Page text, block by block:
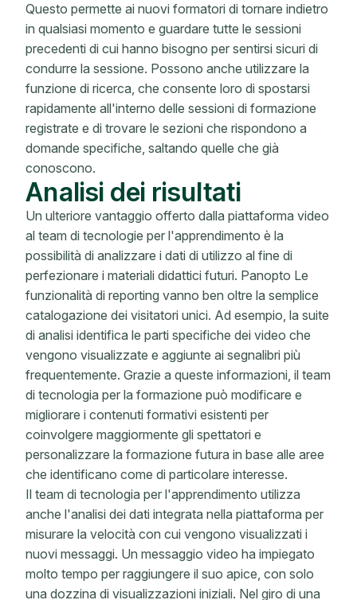
Questo permette ai nuovi formatori di tornare indietro
in qualsiasi momento e guardare tutte le sessioni
precedenti di cui hanno bisogno per sentirsi sicuri di
condurre la sessione. Possono anche utilizzare la
funzione di ricerca, che consente loro di spostarsi
rapidamente all'interno delle sessioni di formazione
registrate e di trovare le sezioni che rispondono a
domande specifiche, saltando quelle che già
conoscono.
Analisi dei risultati
Un ulteriore vantaggio offerto dalla piattaforma video
al team di tecnologie per l'apprendimento è la
possibilità di analizzare i dati di utilizzo al fine di
perfezionare i materiali didattici futuri. Panopto Le
funzionalità di reporting vanno ben oltre la semplice
catalogazione dei visitatori unici. Ad esempio, la suite
di analisi identifica le parti specifiche dei video che
vengono visualizzate e aggiunte ai segnalibri più
frequentemente. Grazie a queste informazioni, il team
di tecnologia per la formazione può modificare e
migliorare i contenuti formativi esistenti per
coinvolgere maggiormente gli spettatori e
personalizzare la formazione futura in base alle aree
che identificano come di particolare interesse.
Il team di tecnologia per l'apprendimento utilizza
anche l'analisi dei dati integrata nella piattaforma per
misurare la velocità con cui vengono visualizzati i
nuovi messaggi. Un messaggio video ha impiegato
molto tempo per raggiungere il suo apice, con solo
una dozzina di visualizzazioni iniziali. Nel giro di una